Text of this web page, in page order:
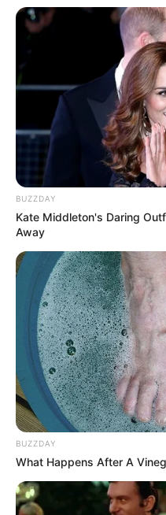
BUZZDAY
Kate Middleton's Daring
Away
BUZZDAY
What Happens After A